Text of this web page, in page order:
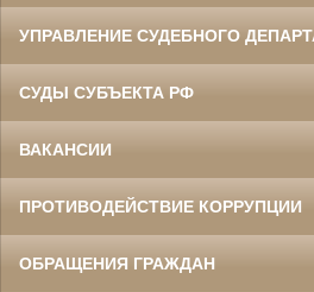
УПРАВЛЕНИЕ СУДЕБНОГО
СУДЫ СУБЪЕКТА РФ
ВАКАНСИИ
ПРОТИВОДЕЙСТВИЕ КОРРУПЦИИ
ОБРАЩЕНИЯ ГРАЖДАН